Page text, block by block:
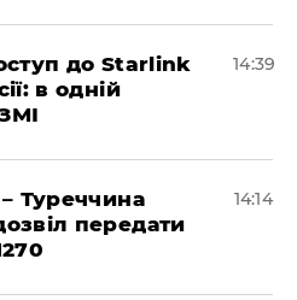
до Starlink
в одній
14:39
Туреччина
передати
14:14